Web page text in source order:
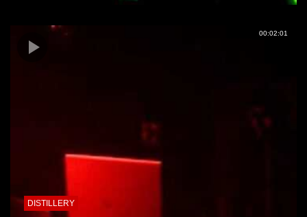
00:02:01
DISTILLERY